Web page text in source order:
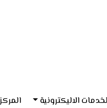
الاليكترونية